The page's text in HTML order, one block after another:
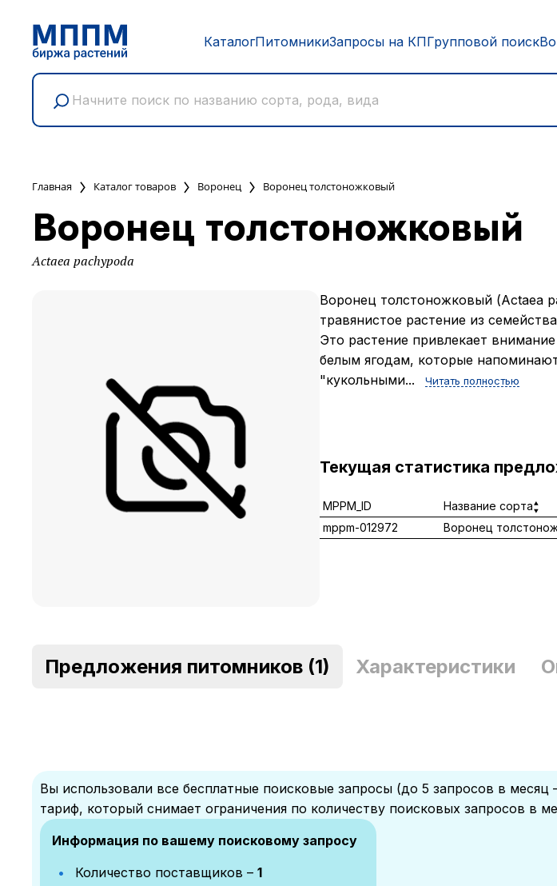
КаталогПитомникиЗапросы на КПГрупповой поиск
Главная Каталог товаров Воронец Воронец толстоножковый
Воронец толстоножковый
Actaea pachypoda
Воронец толстоножковый (Actaea
травянистое растение из
Это растение привлекает
белым ягодам, которые
"кукольными...
Читать полностью
Текущая статистика
MPPM_ID Название сорта
mppm-012972
Воронец
Предложения питомников (1) Характеристики
Вы использовали все бесплатные поисковые запросы (до 5 запросов в
тариф, который снимает ограничения по количеству поисковых запросов в
Информация по вашему поисковому запросу
Количество поставщиков – 1